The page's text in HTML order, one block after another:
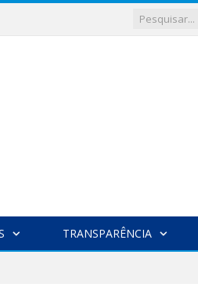
TRANSPARÊNCIA